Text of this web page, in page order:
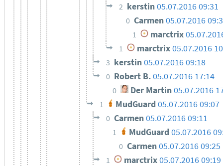
2 kerstin05.07.2016 09:31
0 Carmen05.07.2016
1 marctrix
1 marctrix05.07.2016
3 kerstin05.07.2016 09:18
0 Robert B.05.07.2016 17:14
0 Der Martin05.07.2016
1 MudGuard 05.07.2016 09:07
0 Carmen05.07.2016 09:11
1 MudGuard 05.07.2016
0 Carmen05.07.2016 09:25
1 marctrix05.07.2016 09:19